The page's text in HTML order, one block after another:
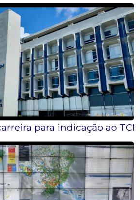
para indicação ao